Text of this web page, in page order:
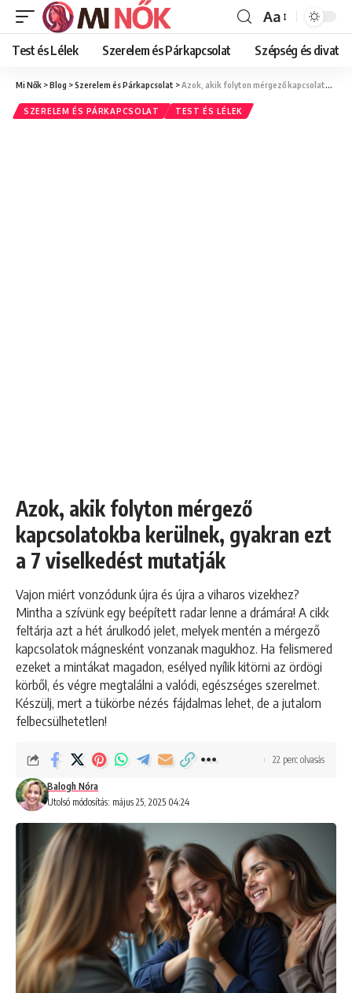
Font
Resizer
Aa
Test és Lélek Szerelem és Párkapcsolat Szépség és divat
Mi Nők >Blog >Szerelem és Párkapcsolat >Azok, akik folyton mérgező kapcsolatokba kerülnek, gyakran ezt a 7 viselkedést mutatják
SZERELEM ÉS PÁRKAPCSOLAT TEST ÉS LÉLEK
Azok, akik folyton mérgező
kapcsolatokba kerülnek, gyakran ezt
a 7 viselkedést mutatják
Vajon miért vonzódunk újra és újra a viharos vizekhez?
Mintha a szívünk egy beépített radar lenne a drámára! A cikk
feltárja azt a hét árulkodó jelet, melyek mentén a mérgező
kapcsolatok mágnesként vonzanak magukhoz. Ha felismered
ezeket a mintákat magadon, esélyed nyílik kitörni az ördögi
körből, és végre megtalálni a valódi, egészséges szerelmet.
Készülj, mert a tükörbe nézés fájdalmas lehet, de a jutalom
felbecsülhetetlen!
Utolsó módosítás: május 25, 2025 04:24
Balogh Nóra
22 perc olvasás